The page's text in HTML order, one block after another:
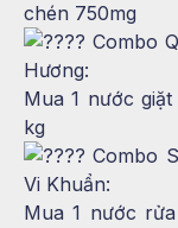
chén 750mg
Combo
Hương:
Mua 1 nước
kg
Combo
Vi Khuẩn:
Mua 1 nước